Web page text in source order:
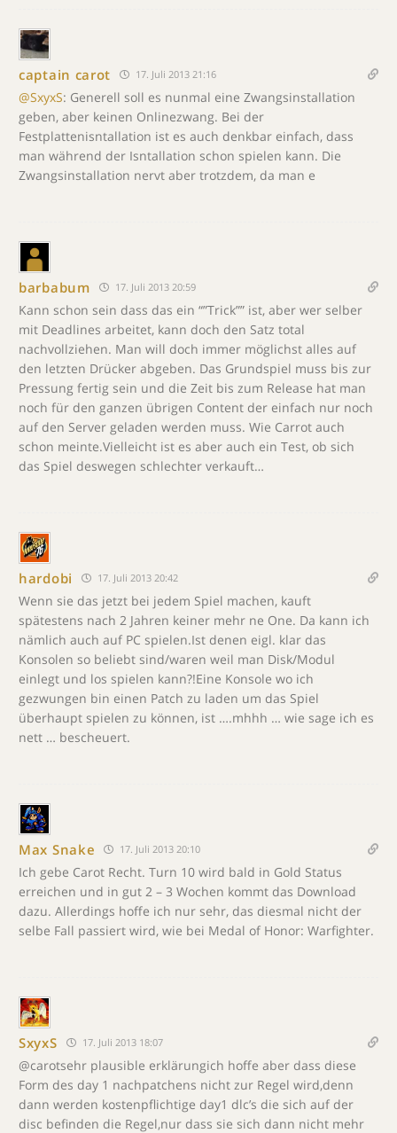
captain carot 17. Juli 2013 21:16
@SxyxS: Generell soll es nunmal eine Zwangsinstallation
geben, aber keinen Onlinezwang. Bei der
Festplattenisntallation ist es auch denkbar einfach, dass
man während der Isntallation schon spielen kann. Die
Zwangsinstallation nervt aber trotzdem, da man e
barbabum 17. Juli 2013 20:59
Kann schon sein dass das ein “”Trick”” ist, aber wer selber
mit Deadlines arbeitet, kann doch den Satz total
nachvollziehen. Man will doch immer möglichst alles auf
den letzten Drücker abgeben. Das Grundspiel muss bis zur
Pressung fertig sein und die Zeit bis zum Release hat man
noch für den ganzen übrigen Content der einfach nur noch
auf den Server geladen werden muss. Wie Carrot auch
schon meinte.Vielleicht ist es aber auch ein Test, ob sich
das Spiel deswegen schlechter verkauft…
hardobi 17. Juli 2013 20:42
Wenn sie das jetzt bei jedem Spiel machen, kauft
spätestens nach 2 Jahren keiner mehr ne One. Da kann ich
nämlich auch auf PC spielen.Ist denen eigl. klar das
Konsolen so beliebt sind/waren weil man Disk/Modul
einlegt und los spielen kann?!Eine Konsole wo ich
gezwungen bin einen Patch zu laden um das Spiel
überhaupt spielen zu können, ist ….mhhh … wie sage ich es
nett … bescheuert.
Max Snake 17. Juli 2013 20:10
Ich gebe Carot Recht. Turn 10 wird bald in Gold Status
erreichen und in gut 2 – 3 Wochen kommt das Download
dazu. Allerdings hoffe ich nur sehr, das diesmal nicht der
selbe Fall passiert wird, wie bei Medal of Honor: Warfighter.
SxyxS 17. Juli 2013 18:07
@carotsehr plausible erklärungich hoffe aber dass diese
Form des day 1 nachpatchens nicht zur Regel wird,denn
dann werden kostenpflichtige day1 dlc’s die sich auf der
disc befinden die Regel,nur dass sie sich dann nicht mehr